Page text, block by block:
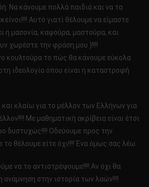
Να κάνουμε πολλά παιδιά και να τα
Αυτό γιατί θέλουμε να είμαστε
η μασονία, καψούρα, μαστούρα, και
χωρέστε την φράση μου )!!!!
κουλτούρα το πώς θα κάνουμε εύκολα
ιδεολογία όπου είναι η καταστροφή
κλαίω για το μέλλον των Ελλήνων για
Με μαθηματική ακρίβεια είναι έτσι
δυστυχώς!!!! Οδεύουμε προς την
το θέλουμε είτε όχι!!!! Ένα όμως σας λέω:
να το αντιστρέψουμε!!!! Αν όχι θα
ανάμνηση στην ιστορία των λαών!!!!